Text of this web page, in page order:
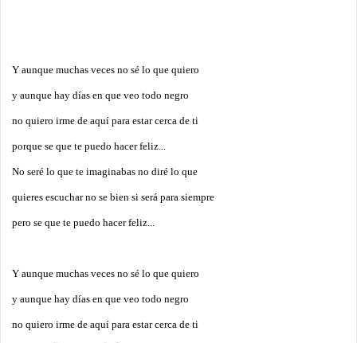
Y aunque muchas veces no sé lo que quiero
y aunque hay días en que veo todo negro
no quiero irme de aquí para estar cerca de ti
porque se que te puedo hacer feliz...
No seré lo que te imaginabas no diré lo que
quieres escuchar no se bien si será para siempre
pero se que te puedo hacer feliz...
Y aunque muchas veces no sé lo que quiero
y aunque hay días en que veo todo negro
no quiero irme de aquí para estar cerca de ti